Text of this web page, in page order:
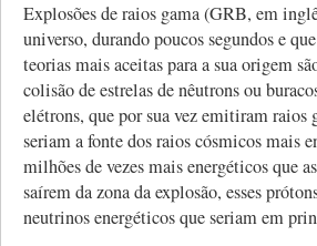
Explosões de raios gama (GRB, em
universo, durando poucos segundos e
teorias mais aceitas para a sua origem
colisão de estrelas de nêutrons ou
elétrons, que por sua vez emitiram raios
seriam a fonte dos raios cósmicos mais
milhões de vezes mais energéticos que
saírem da zona da explosão, esses
neutrinos energéticos que seriam em